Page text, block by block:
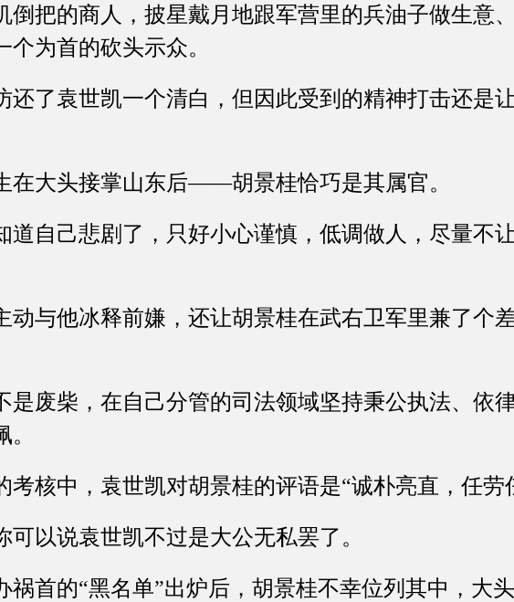
把的商人，披星戴月地跟军营里的兵油子做生意
为首的砍头示众。
了袁世凯一个清白，但因此受到的精神打击还是
大头接掌山东后——胡景桂恰巧是其属官。
自己悲剧了，只好小心谨慎，低调做人，尽量不
与他冰释前嫌，还让胡景桂在武右卫军里兼了个
柴，在自己分管的司法领域坚持秉公执法、依律
中，袁世凯对胡景桂的评语是“诚朴亮直，任劳
以说袁世凯不过是大公无私罢了。
首的“黑名单”出炉后，胡景桂不幸位列其中，大